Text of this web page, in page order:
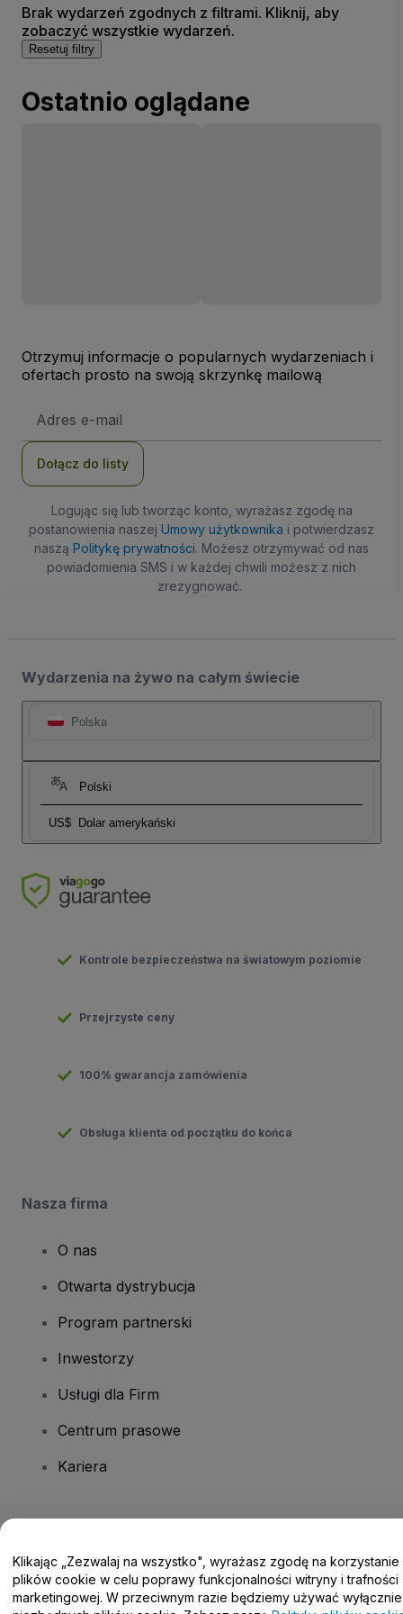
Brak wydarzeń zgodnych z filtrami. Kliknij, aby
zobaczyć wszystkie wydarzeń.
Resetuj filtry
Ostatnio oglądane
Otrzymuj informacje o popularnych wydarzeniach i
ofertach prosto na swoją skrzynkę mailową
e-
Dołącz do listy
Logując się lub tworząc konto, wyrażasz zgodę na
postanowienia naszej Umowy użytkownika i potwierdzasz
naszą Politykę prywatności. Możesz otrzymywać od nas
powiadomienia SMS i w każdej chwili możesz z nich
zrezygnować.
Wydarzenia na żywo na całym świecie
Polska
Polski
US$ Dolar amerykański
Kontrole bezpieczeństwa na światowym poziomie
Przejrzyste ceny
100% gwarancja zamówienia
Obsługa klienta od początku do końca
Nasza firma
O nas
Otwarta dystrybucja
Program partnerski
Inwestorzy
Usługi dla Firm
Centrum prasowe
Kariera
Centrum pomocy / Skontaktuj się z nami
Klikając „Zezwalaj na wszystko", wyrażasz zgodę na korzystanie
plików cookie w celu poprawy funkcjonalności witryny i trafności
marketingowej. W przeciwnym razie będziemy używać wyłącznie